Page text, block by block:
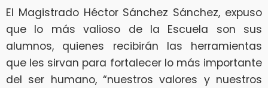
El Magistrado Héctor Sánchez Sánchez, expuso
que lo más valioso de la Escuela son sus
alumnos, quienes recibirán las herramientas
que les sirvan para fortalecer lo más importante
del ser humano, “nuestros valores y nuestros